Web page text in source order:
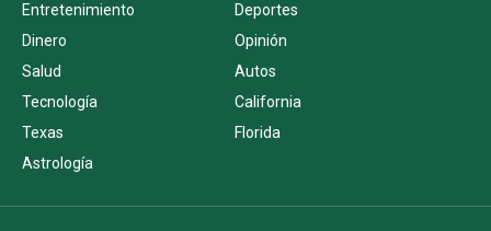
Entretenimiento
Deportes
Dinero
Opinión
Salud
Autos
Tecnología
California
Texas
Florida
Astrología